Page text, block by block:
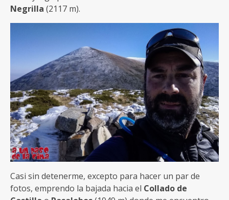
Negrilla (2117 m).
Casi sin detenerme, excepto para hacer un par de
fotos, emprendo la bajada hacia el Collado de